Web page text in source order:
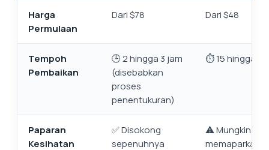
Harga
Permulaan
Dari $78 Dari $48
Tempoh
Pembaikan
🕒 2 hingga 3 jam
(disebabkan
proses
penentukuran)
⏱️ 15 hingga
Paparan
Kesihatan
✅ Disokong
sepenuhnya
⚠️ Mungkin
memaparkan